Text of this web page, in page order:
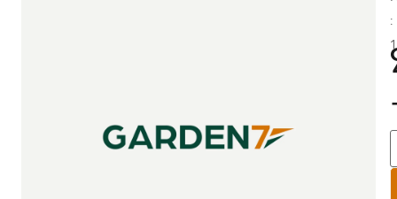
: